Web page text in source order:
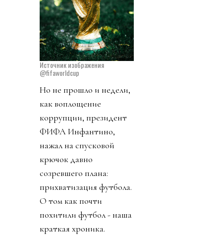
Источник изображения
@fifaworldcup
Но не прошло и недели,
как воплощение
коррупции, президент
ФИФА Инфантино,
нажал на спусковой
крючок давно
созревшего плана:
прихватизация футбола.
О том как почти
похитили футбол - наша
краткая хроника.